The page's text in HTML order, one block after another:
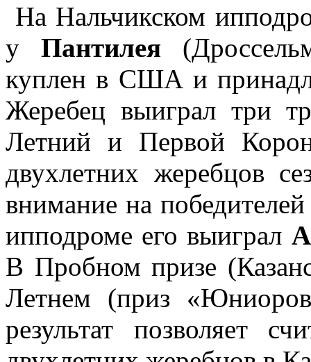
На Нальчикском
у Пантилея
куплен в США и
Жеребец выиграл три
Летний и Первой
двухлетних жеребцов
внимание на
ипподроме его выиграл
В Пробном призе
Летнем (приз
результат позволяет